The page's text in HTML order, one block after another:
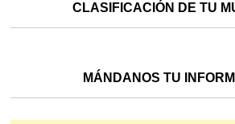
CLASIFICACIÓN DE TU
MÁNDANOS TU